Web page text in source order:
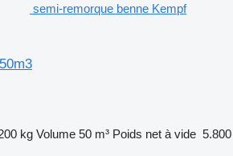
semi-remorque benne Kempf
kg Volume 50 m³ Poids net à vide 5.800